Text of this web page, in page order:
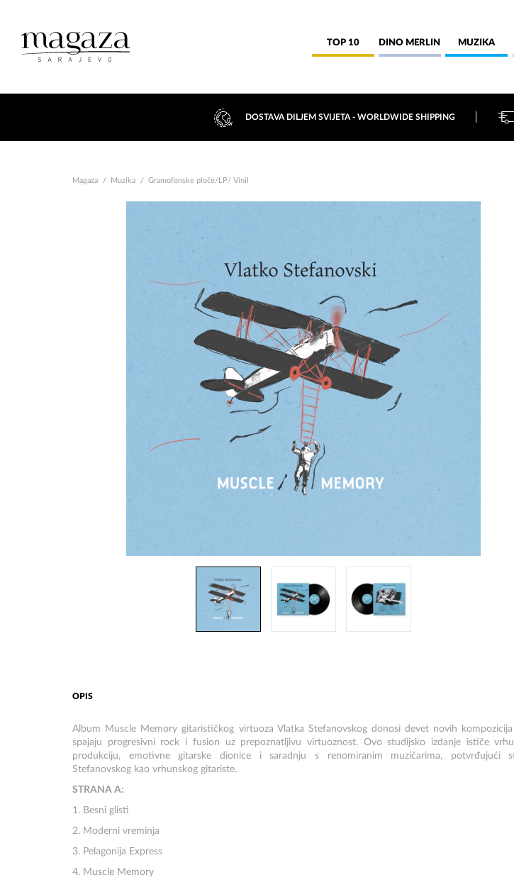
TOP 10 DINO MERLIN MUZIKA
DOSTAVA DILJEM SVIJETA - WORLDWIDE SHIPPING
Magaza Muzika Gramofonske ploče/LP/ Vinil
OPIS
Album Muscle Memory gitarističkog virtuoza Vlatka Stefanovskog donosi devet novih
spajaju progresivni rock i fusion uz prepoznatljivu virtuoznost. Ovo studijsko izdanje ističe
produkciju, emotivne gitarske dionice i saradnju s renomiranim muzičarima, potvrđujući
Stefanovskog kao vrhunskog gitariste.
STRANA A:
1. Besni glisti
2. Moderni vreminja
3. Pelagonija Express
4. Muscle Memory